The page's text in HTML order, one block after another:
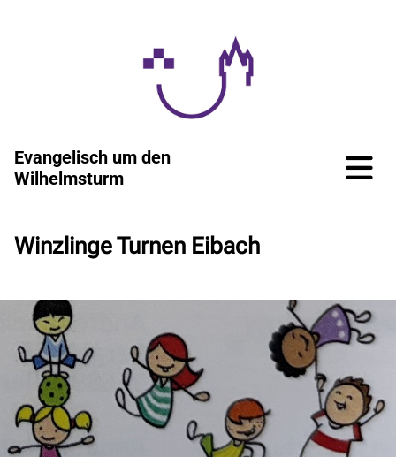
Evangelisch um den
Wilhelmsturm
Winzlinge Turnen Eibach